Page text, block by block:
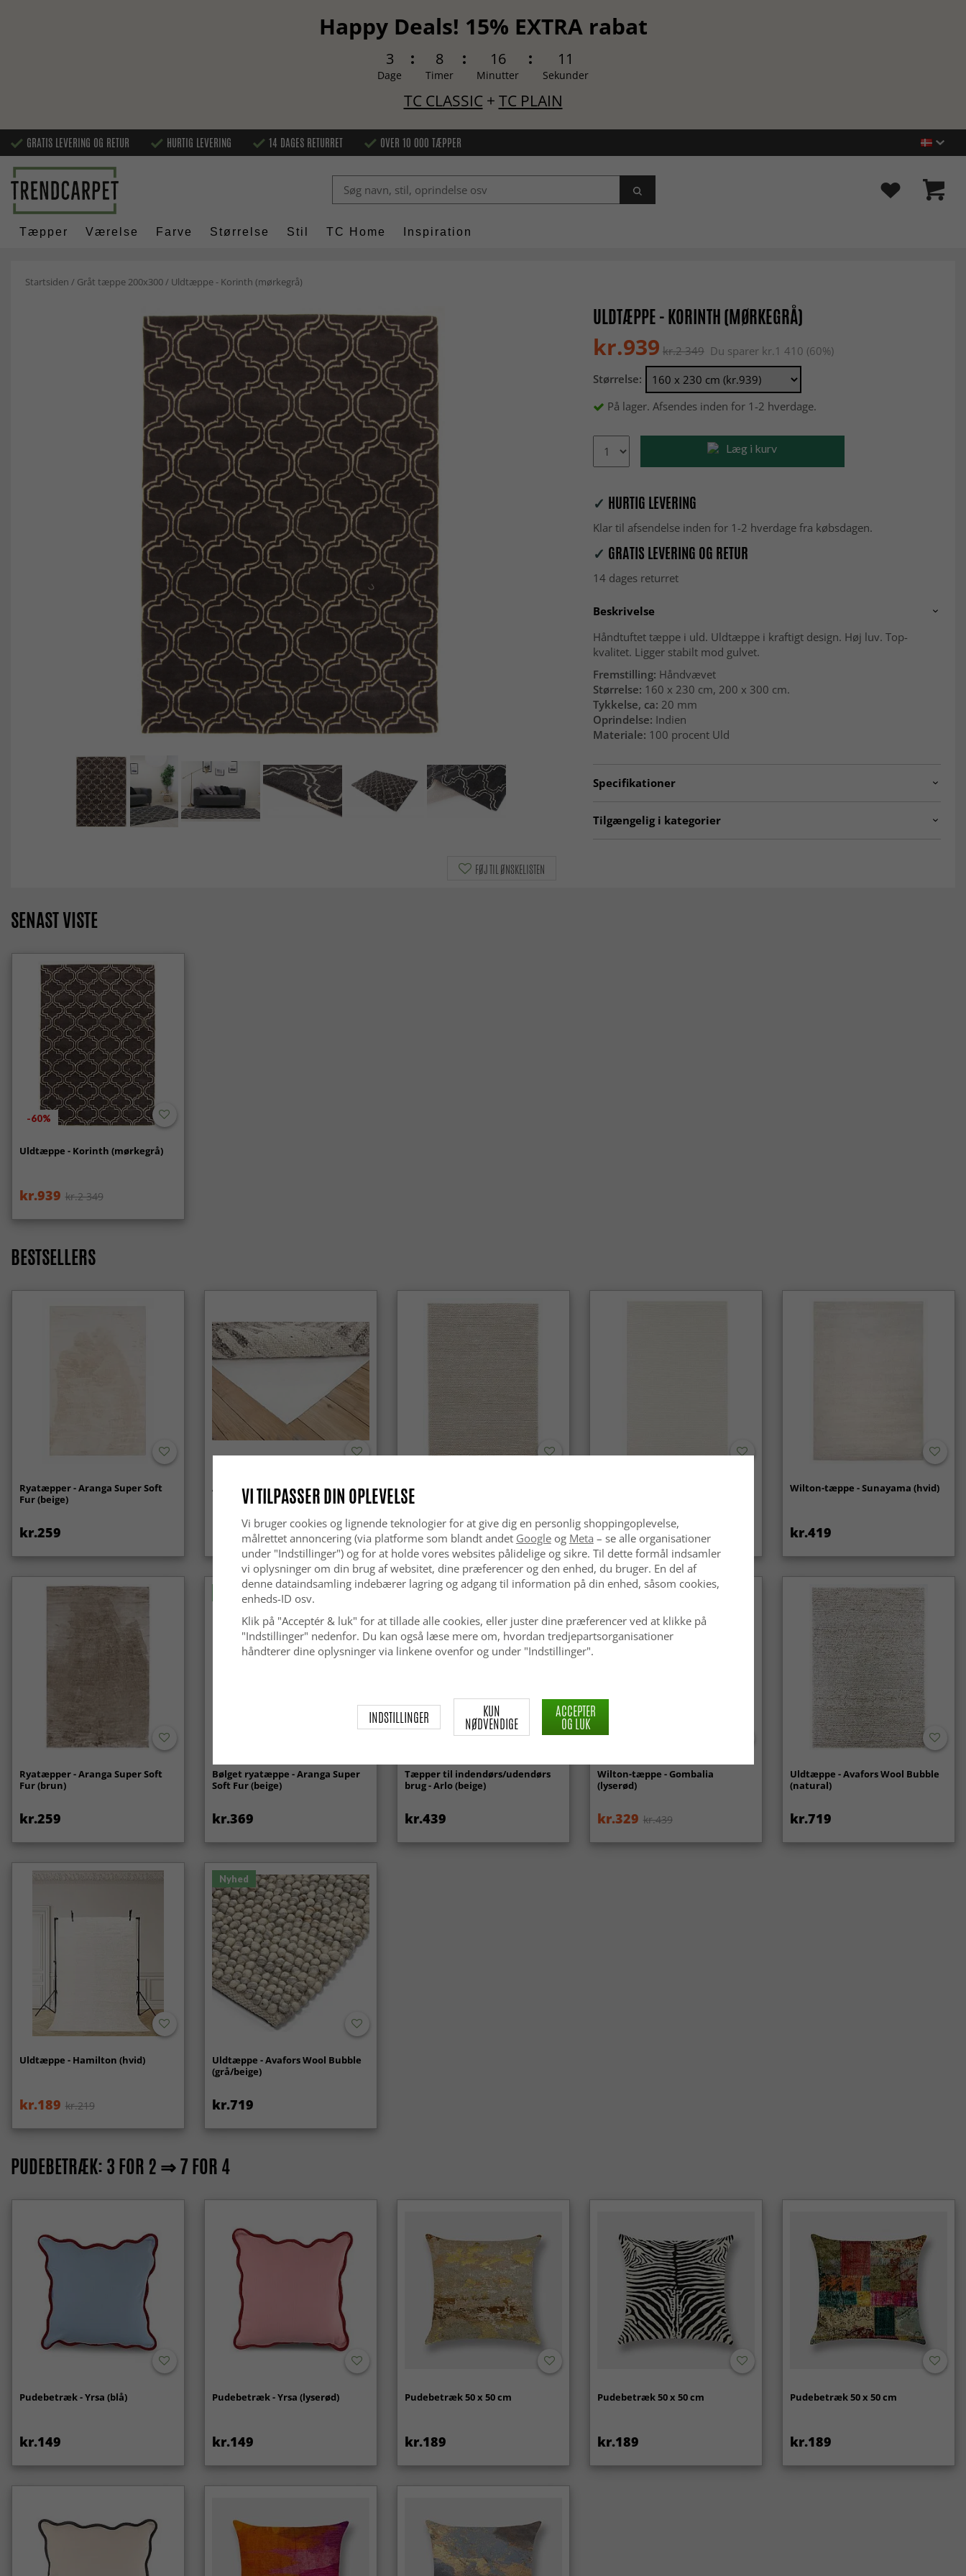
Happy Deals! 15% EXTRA rabat
3
Dage
8
Timer
16
Minutter
10
Sekunder
TC CLASSIC+ TC PLAIN
GRATIS LEVERING OG RETUR HURTIG LEVERING 14 DAGES RETURRET OVER 10 000 TÆPPER
Tæpper Værelse Farve Størrelse Stil TC Home Inspiration
Startsiden / Gråt tæppe 200x300/ Uldtæppe - Korinth (mørkegrå)
ULDTÆPPE - KORINTH (MØRKEGRÅ)
kr.939 kr.2 349Du sparer kr.1 410 (60%)
Størrelse:
På lager. Afsendes inden for 1-2 hverdage.
Læg i kurv
✓ HURTIG LEVERING
Klar til afsendelse inden for 1-2 hverdage fra købsdagen.
✓ GRATIS LEVERING OG RETUR
14 dages returret
Beskrivelse
Håndtuftet tæppe i uld. Uldtæppe i kraftigt design. Høj luv. Top-
kvalitet. Ligger stabilt mod gulvet.
Fremstilling: Håndvævet
Størrelse: 160 x 230 cm, 200 x 300 cm.
Tykkelse, ca: 20 mm
Oprindelse: Indien
Materiale: 100 procent Uld
Specifikationer
Tilgængelig i kategorier
FØJ TIL ØNSKELISTEN
SENAST VISTE
-60%
Uldtæppe - Korinth (mørkegrå)
kr.939 kr.2 349
BESTSELLERS
Ryatæpper - Aranga Super Soft
Fur (beige)
kr.259
Anti-slip/Skridsikker
kr.119
Uldtæppe - Avafors Wool Bubble
(beige)
kr.629 kr.629
Wilton-tæppe - Sunayama (hvid)
kr.419
Ryatæpper - Aranga Super Soft
Fur (brun)
kr.259
Bølget ryatæppe - Aranga Super
Soft Fur (beige)
kr.369
Tæpper til indendørs/udendørs
brug - Arlo (beige)
kr.439
Wilton-tæppe - Gombalia
(lyserød)
kr.329 kr.439
Uldtæppe - Avafors Wool Bubble
(natural)
kr.719
Uldtæppe - Hamilton (hvid)
kr.189 kr.219
Nyhed
Uldtæppe - Avafors Wool Bubble
(grå/beige)
kr.719
PUDEBETRÆK: 3 FOR 2 ⇒ 7 FOR 4
Pudebetræk - Yrsa (blå)
kr.149
Pudebetræk - Yrsa (lyserød)
kr.149
Pudebetræk 50 x 50 cm
kr.189
Pudebetræk 50 x 50 cm
kr.189
Pudebetræk 50 x 50 cm
kr.189
VI TILPASSER DIN OPLEVELSE
Vi bruger cookies og lignende teknologier for at give dig en personlig shoppingoplevelse,
målrettet annoncering (via platforme som blandt andet Googleog Meta – se alle organisationer
under "Indstillinger") og for at holde vores websites pålidelige og sikre. Til dette formål indsamler
vi oplysninger om din brug af websitet, dine præferencer og den enhed, du bruger. En del af
denne dataindsamling indebærer lagring og adgang til information på din enhed, såsom cookies,
enheds-ID osv.
Klik på "Acceptér & luk" for at tillade alle cookies, eller juster dine præferencer ved at klikke på
"Indstillinger" nedenfor. Du kan også læse mere om, hvordan tredjepartsorganisationer
håndterer dine oplysninger via linkene ovenfor og under "Indstillinger".
INDSTILLINGER KUN
NØDVENDIGE
ACCEPTER
OG LUK